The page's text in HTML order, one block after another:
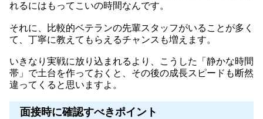
れるにはもってこいの時間なんです。
それに、比較的ベテランの先輩スタッフがいることが多く
て、丁寧に教えてもらえるチャンスも増えます。
いきなり実戦に放り込まれるより、こうした「静かな時間
帯」で土台を作っておくと、その後の成長スピードも断然
違ってくると思いますよ。
面接時に確認すべきポイント